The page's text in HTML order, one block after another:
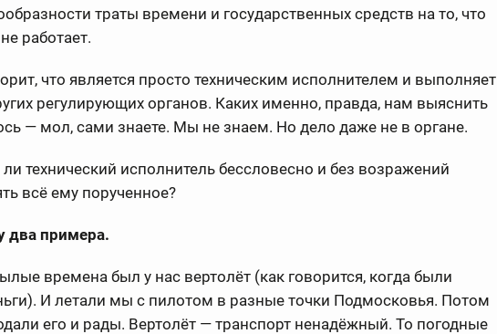
траты времени и государственных средств на то, что
работает.
что является просто техническим исполнителем и выполняет
регулирующих органов. Каких именно, правда, нам выяснить
— мол, сами знаете. Мы не знаем. Но дело даже не в органе.
технический исполнитель бессловесно и без возражений
всё ему порученное?
два примера.
времена был у нас вертолёт (как говорится, когда были
И летали мы с пилотом в разные точки Подмосковья. Потом
его и рады. Вертолёт — транспорт ненадёжный. То погодные